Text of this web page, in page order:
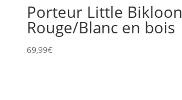
Porteur Little Bikloon
Rouge/Blanc en bois
69,99€